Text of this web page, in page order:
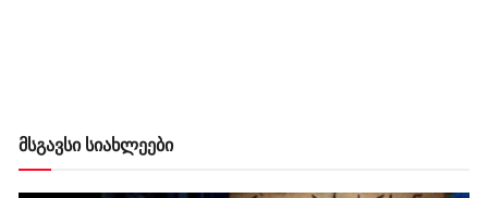
მსგავსი სიახლეები